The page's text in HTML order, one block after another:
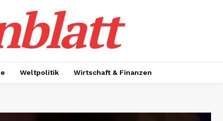
Weltpolitik Wirtschaft & Finanzen